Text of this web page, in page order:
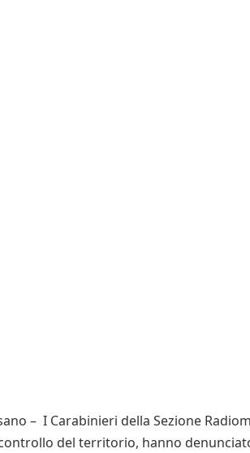
– I Carabinieri della Sezione
del territorio, hanno